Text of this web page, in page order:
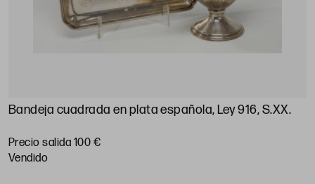
Bandeja cuadrada en plata española, Ley 916, S.XX.
Precio salida 100 €
vendido